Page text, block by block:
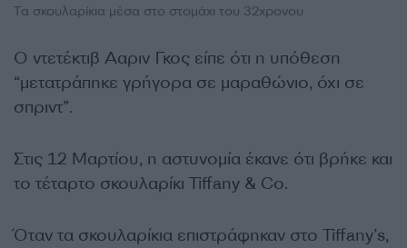
Τα σκουλαρίκια μέσα στο στομάχι του 32χρονου
Ο ντετέκτιβ Ααριν Γκος είπε ότι η υπόθεση
“μετατράπηκε γρήγορα σε μαραθώνιο, όχι σε
σπριντ”.
Στις 12 Μαρτίου, η αστυνομία έκανε ότι βρήκε και
το τέταρτο σκουλαρίκι Tiffany & Co.
Όταν τα σκουλαρίκια επιστράφηκαν στο Tiffany’s,